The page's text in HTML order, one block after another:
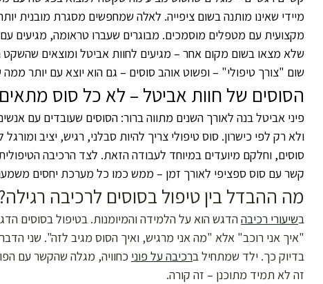
מיידי שאינו מותנה בשום ציפייה. לאלה שמחפשים מסגרת מובנית
מקצועית עם מטפלים מוסמכים. מבוגרים שעברו טראומה, מגיעים
שלא מצאו בשום מקום אחר – מגיעים לחוות אביטל ומוצאים שהשקט
שום "צורך טיפולי" – ופשוט אוהב סוסים – גם הוא יוצא עם יותר ממה
הסוסים של חוות אביטל – לא כל סוס מתאים
פיני אביטל בנה לאורך השנים מתווה ברור: הסוסים שעובדים עם
סוסים, וחלקם מיועדים במיוחד לעבודה הזאת. לצד הרכיבה
קשר עם סוס ספציפי לאורך זמן – ממש כמו כל מערכת יחסים
מה ההבדל בין טיפול בסוסים לרכיבה
בשיעורי רכיבה הדגש הוא על הלמידה והמיומנות. בטיפול בסוסים
"איך אני רוכב" אלא "מה אני מרגיש, ואיך הסוס מגיב לזה". שני
בדיוק כך. ילד שמתחיל ברכיבה על פוני כחוויה, מגלה שהקשר עם
זה לא תמיד מתוכנן – זה קורה.